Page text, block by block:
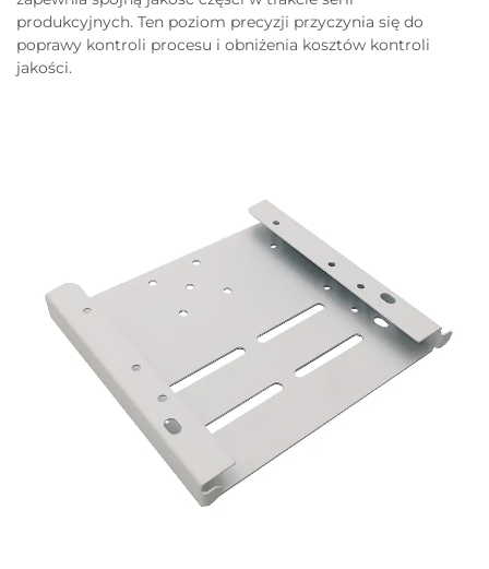
produkcyjnych. Ten poziom precyzji przyczynia się do
poprawy kontroli procesu i obniżenia kosztów kontroli
jakości.